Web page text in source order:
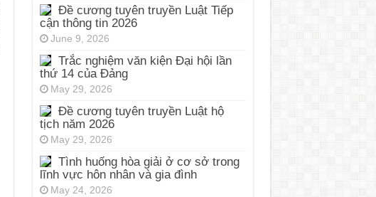
Đề cương tuyên truyền Luật Tiếp
cận thông tin 2026
June 9, 2026
Trắc nghiệm văn kiện Đại hội lần
thứ 14 của Đảng
May 29, 2026
Đề cương tuyên truyền Luật hộ
tịch năm 2026
May 29, 2026
Tình huống hòa giải ở cơ sở trong
lĩnh vực hôn nhân và gia đình
May 24, 2026